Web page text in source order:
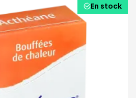
En stock